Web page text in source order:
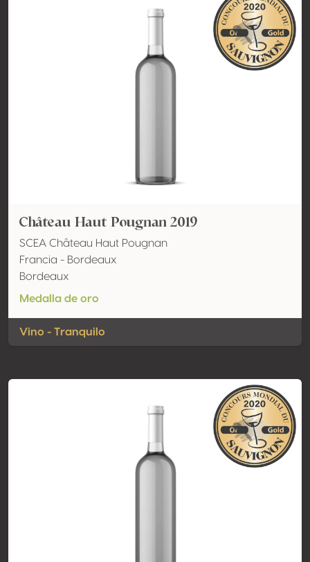
Château Haut Pougnan 2019
SCEA Château Haut Pougnan
Francia - Bordeaux
Bordeaux
Medalla de oro
Vino - Tranquilo